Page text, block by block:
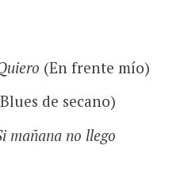
(En frente mío)
de secano)
mañana no llego